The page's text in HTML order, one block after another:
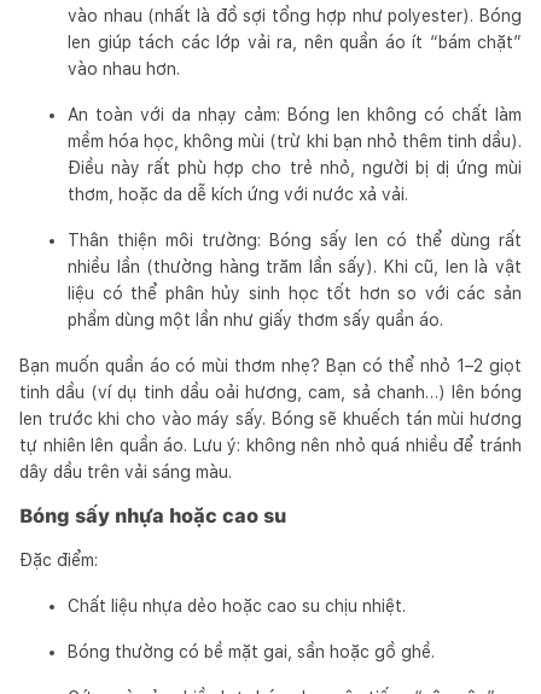
vào nhau (nhất là đồ sợi tổng hợp như polyester). Bóng
len giúp tách các lớp vải ra, nên quần áo ít “bám chặt”
vào nhau hơn.
An toàn với da nhạy cảm: Bóng len không có chất làm
mềm hóa học, không mùi (trừ khi bạn nhỏ thêm tinh dầu).
Điều này rất phù hợp cho trẻ nhỏ, người bị dị ứng mùi
thơm, hoặc da dễ kích ứng với nước xả vải.
Thân thiện môi trường: Bóng sấy len có thể dùng rất
nhiều lần (thường hàng trăm lần sấy). Khi cũ, len là vật
liệu có thể phân hủy sinh học tốt hơn so với các sản
phẩm dùng một lần như giấy thơm sấy quần áo.
Bạn muốn quần áo có mùi thơm nhẹ? Bạn có thể nhỏ 1–2 giọt
tinh dầu (ví dụ tinh dầu oải hương, cam, sả chanh…) lên bóng
len trước khi cho vào máy sấy. Bóng sẽ khuếch tán mùi hương
tự nhiên lên quần áo. Lưu ý: không nên nhỏ quá nhiều để tránh
dây dầu trên vải sáng màu.
Bóng sấy nhựa hoặc cao su
Đặc điểm:
Chất liệu nhựa dẻo hoặc cao su chịu nhiệt.
Bóng thường có bề mặt gai, sần hoặc gồ ghề.